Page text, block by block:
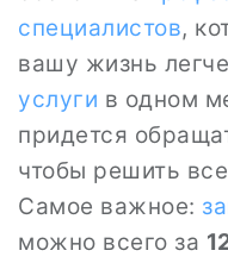
специалистов,
вашу жизнь
услуги в одном
придется
чтобы решить
Самое важное:
можно всего за